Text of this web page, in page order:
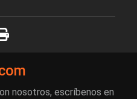
nosotros, escríbenos en